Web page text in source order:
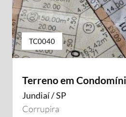
TC0040
Terreno em
Jundiaí / SP
Corrupira